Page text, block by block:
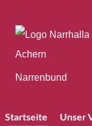
Narrenbund
Startseite Unser